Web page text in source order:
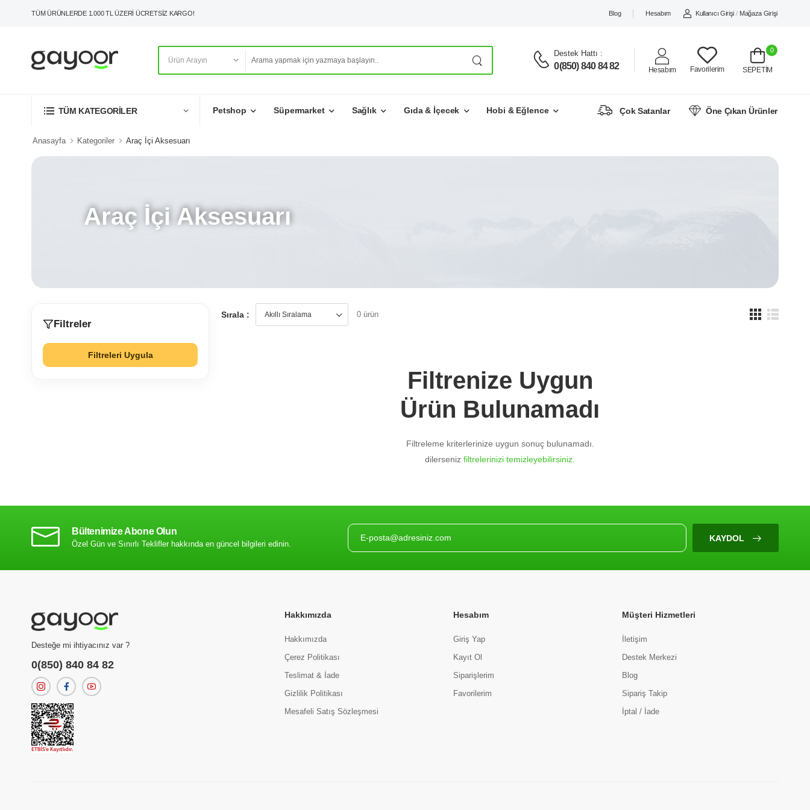
TÜM ÜRÜNLERDE 1.000 TL ÜZERİ ÜCRETSİZ KARGO! Blog Hesabım Kullanıcı Girişi / Mağaza Girişi
Destek Hattı :
0(850) 840 84 82 Hesabım Favorilerim
0
SEPETİM
TÜM KATEGORİLER Petshop Süpermarket Sağlık Gıda & İçecek Hobi & Eğlence Çok Satanlar Öne Çıkan Ürünler
Anasayfa Kategoriler Araç İçi Aksesuarı
Araç İçi Aksesuarı
Filtreler
Filtreleri Uygula
Sırala : 0 ürün
Filtrenize Uygun
Ürün Bulunamadı
Filtreleme kriterlerinize uygun sonuç bulunamadı.
dilerseniz filtrelerinizi temizleyebilirsiniz.
Bültenimize Abone Olun
Özel Gün ve Sınırlı Teklifler hakkında en güncel bilgileri edinin.
KAYDOL
Desteğe mi ihtiyacınız var ?
0(850) 840 84 82
Hakkımızda
Hakkımızda
Çerez Politikası
Teslimat & İade
Gizlilik Politikası
Mesafeli Satış Sözleşmesi
Hesabım
Giriş Yap
Kayıt Ol
Siparişlerim
Favorilerim
Müşteri Hizmetleri
İletişim
Destek Merkezi
Blog
Sipariş Takip
İptal / İade